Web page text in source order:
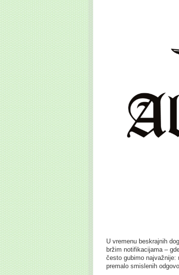
U vremenu beskrajnih
bržim notifikacijama –
često gubimo najvažnije:
premalo smislenih